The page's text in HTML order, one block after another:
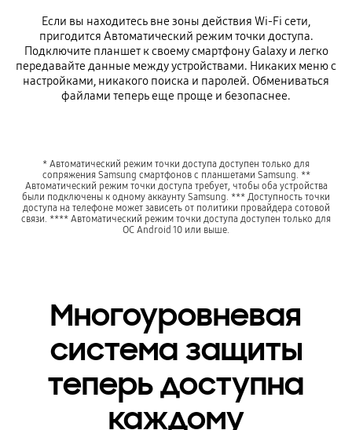
Если вы находитесь вне зоны действия Wi-Fi сети,
пригодится Автоматический режим точки доступа.
Подключите планшет к своему смартфону Galaxy и легко
передавайте данные между устройствами. Никаких меню с
настройками, никакого поиска и паролей. Обмениваться
файлами теперь еще проще и безопаснее.
* Автоматический режим точки доступа доступен только для
сопряжения Samsung смартфонов с планшетами Samsung. **
Автоматический режим точки доступа требует, чтобы оба устройства
были подключены к одному аккаунту Samsung. *** Доступность точки
доступа на телефоне может зависеть от политики провайдера сотовой
связи. **** Автоматический режим точки доступа доступен только для
ОС Android 10 или выше.
Многоуровневая
система защиты
теперь доступна
каждому